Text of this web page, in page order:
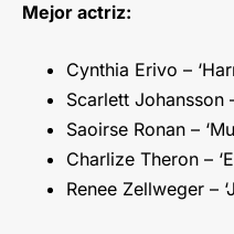
Mejor actriz:
Cynthia Erivo –
Scarlett Johansson
Saoirse Ronan –
Charlize Theron –
Renee Zellweger –